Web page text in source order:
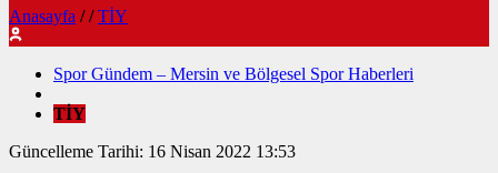
Anasayfa / / TİY
Spor Gündem – Mersin ve Bölgesel Spor Haberleri
TİY
Güncelleme Tarihi: 16 Nisan 2022 13:53